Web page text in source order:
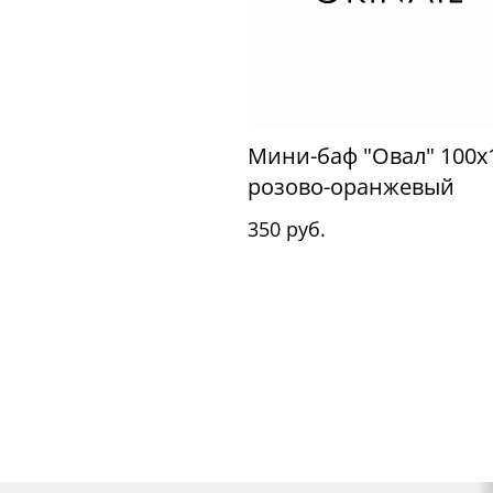
Мини-баф "Овал"
розово-оранжевый
350 руб.